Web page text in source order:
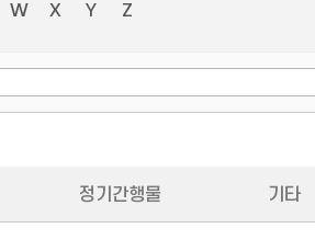
W X Y Z
정기간행물 기타